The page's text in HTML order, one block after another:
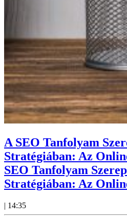
A SEO Tanfolyam
Stratégiában: Az
SEO Tanfolyam
Stratégiában: Az
| 14:35